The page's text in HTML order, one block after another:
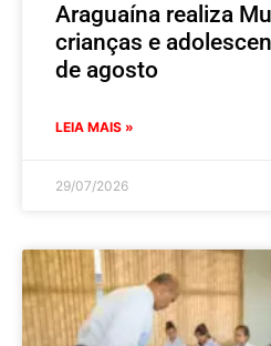
Araguaína realiza
crianças e
de agosto
LEIA MAIS »
29/07/2026